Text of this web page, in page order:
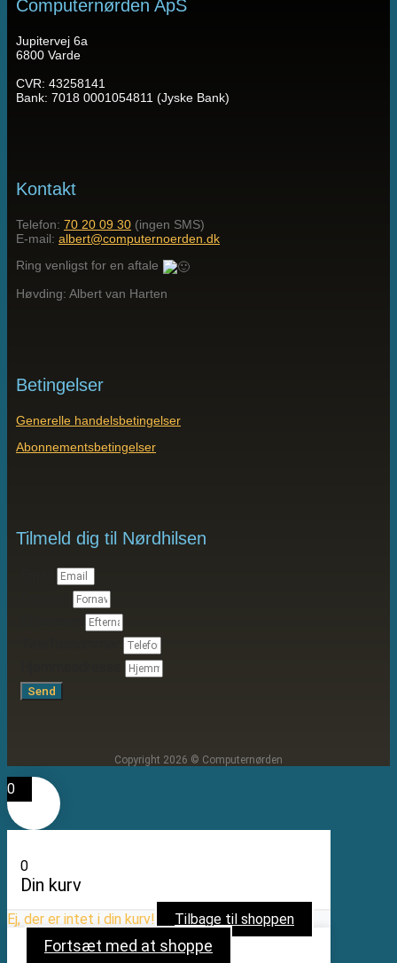
Computernørden ApS
Jupitervej 6a
6800 Varde
CVR: 43258141
Bank: 7018 0001054811 (Jyske Bank)
Kontakt
Telefon: 70 20 09 30 (ingen SMS)
E-mail: albert@computernoerden.dk
Ring venligst for en aftale
Høvding: Albert van Harten
Betingelser
Generelle handelsbetingelser
Abonnementsbetingelser
Tilmeld dig til Nørdhilsen
Send
Copyright 2026 © Computernørden
0
0
Din kurv
Ej, der er intet i din kurv! Tilbage til shoppen
Fortsæt med at shoppe